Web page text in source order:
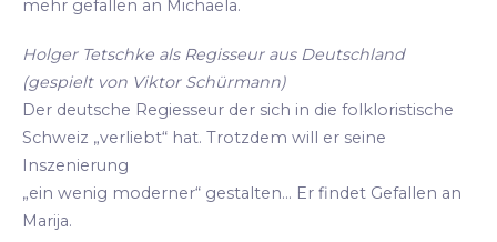
mehr gefallen an Michaela.
Holger Tetschke als Regisseur aus Deutschland
(gespielt von Viktor Schürmann)
Der deutsche Regiesseur der sich in die folkloristische
Schweiz „verliebt“ hat. Trotzdem will er seine
Inszenierung
„ein wenig moderner“ gestalten... Er findet Gefallen an
Marija.